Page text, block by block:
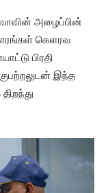
அழைப்பின்
கௌரவ
பிரதி
இந்த